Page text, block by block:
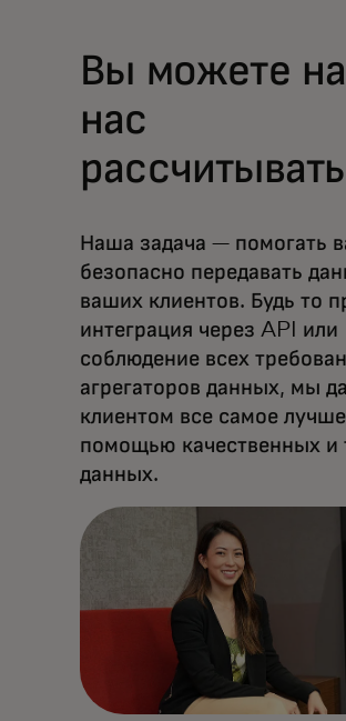
Вы можете на
нас
рассчитывать
Наша задача — помогать
безопасно передавать
ваших клиентов. Будь то
интеграция через API или
соблюдение всех
агрегаторов данных, мы
клиентом все самое
помощью качественных и
данных.